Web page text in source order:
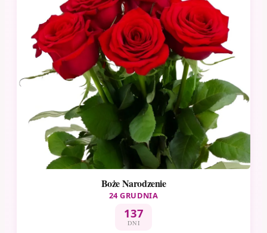
Boże Narodzenie
24 GRUDNIA
137
DNI